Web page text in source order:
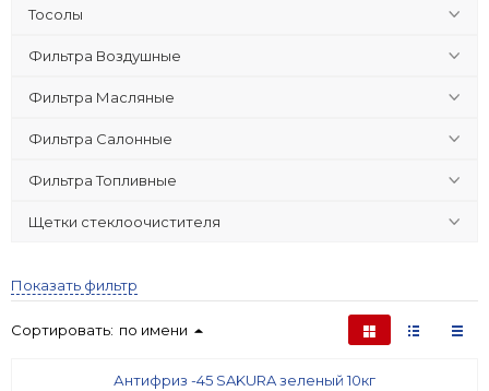
Тосолы
Фильтра Воздушные
Фильтра Масляные
Фильтра Салонные
Фильтра Топливные
Щетки стеклоочистителя
Показать фильтр
Сортировать: по имени
Антифриз -45 SAKURA зеленый 10кг